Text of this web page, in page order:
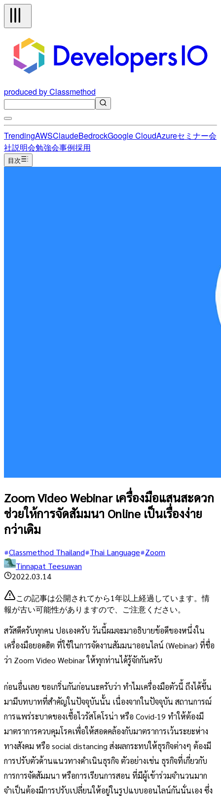
produced by Classmethod
TrendingAWSClaudeBedrockGoogle CloudAzureセミナー会
社説明会勉強会事例採用
目次
Zoom Video Webinar เครื่องมือแสนสะดวก
ช่วยให้การจัดสัมมนา Online เป็นเรื่องง่าย
กว่าเดิม
Classmethod Thailand Thai Language Zoom
Tinnapat Teesuwan
2022.03.14
この記事は公開されてから1年以上経過しています。情
報が古い可能性がありますので、ご注意ください。
สวัสดีครับทุกคน ปอเองครับ วันนี้ผมจะมาอธิบายข้อดีของหนึ่งใน
เครื่องมือยอดฮิต ที่ใช้ในการจัดงานสัมมนาออนไลน์ (Webinar) ที่ชื่อ
ว่า Zoom Video Webinar ให้ทุกท่านได้รู้จักกันครับ
ก่อนอื่นเลย ขอเกริ่นกันก่อนนะครับว่า ทำไมเครื่องมือตัวนี้ ถึงได้ขึ้น
มามีบทบาทที่สำคัญในปัจจุบันนั้น เนื่องจากในปัจจุบัน สถานการณ์
การแพร่ระบาดของเชื้อไวรัสโคโรน่า หรือ Covid-19 ทำให้ต้องมี
มาตราการควบคุมโรคเพื่อให้สอดคล้องกับมาตราการเว้นระยะห่าง
ทางสังคม หรือ social distancing ส่งผลกระทบให้ธุรกิจต่างๆ ต้องมี
การปรับตัวด้านแนวทางดำเนินธุรกิจ ตัวอย่างเช่น ธุรกิจที่เกี่ยวกับ
การการจัดสัมมนา หรือการเรียนการสอน ที่มีผู้เข้าร่วมจำนวนมาก
จำเป็นต้องมีการปรับเปลี่ยนให้อยู่ในรูปแบบออนไลน์กันนั่นเอง ซึ่ง